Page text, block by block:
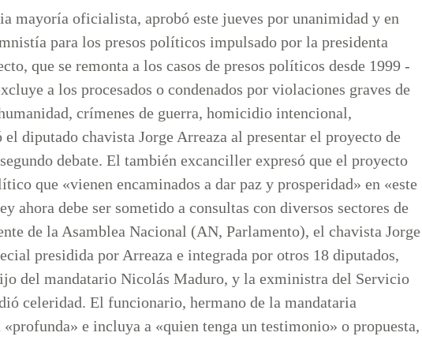
mayoría oficialista, aprobó este jueves por unanimidad y en
para los presos políticos impulsado por la presidenta
que se remonta a los casos de presos políticos desde 1999 -
a los procesados o condenados por violaciones graves de
crímenes de guerra, homicidio intencional,
diputado chavista Jorge Arreaza al presentar el proyecto de
debate. El también excanciller expresó que el proyecto
que «vienen encaminados a dar paz y prosperidad» en «este
ahora debe ser sometido a consultas con diversos sectores de
de la Asamblea Nacional (AN, Parlamento), el chavista Jorge
presidida por Arreaza e integrada por otros 18 diputados,
del mandatario Nicolás Maduro, y la exministra del Servicio
celeridad. El funcionario, hermano de la mandataria
e incluya a «quien tenga un testimonio» o propuesta,